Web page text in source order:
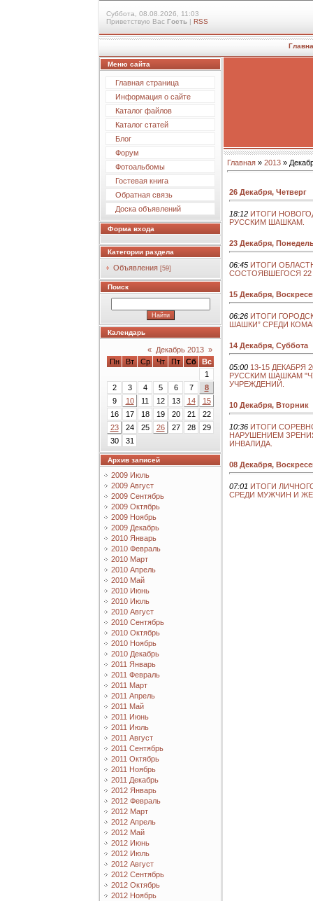
Суббота, 08.08.2026, 11:03
Приветствую Вас Гость | RSS
Меню сайта
Главная страница
Информация о сайте
Каталог файлов
Каталог статей
Блог
Форум
Фотоальбомы
Гостевая книга
Обратная связь
Доска объявлений
Форма входа
Категории раздела
Объявления [59]
Поиск
Календарь
« Декабрь 2013 »
Пн
Вт Ср Чт Пт Сб
Вс
1
2
3 4 5 6 7
8
9
10 11 12 13 14
15
16
17 18 19 20 21
22
23
24 25 26 27 28
29
30
31
Архив записей
2009 Июль
2009 Август
2009 Сентябрь
2009 Октябрь
2009 Ноябрь
2009 Декабрь
2010 Январь
2010 Февраль
2010 Март
2010 Апрель
2010 Май
2010 Июнь
2010 Июль
2010 Август
2010 Сентябрь
2010 Октябрь
2010 Ноябрь
2010 Декабрь
2011 Январь
2011 Февраль
2011 Март
2011 Апрель
2011 Май
2011 Июнь
2011 Июль
2011 Август
2011 Сентябрь
2011 Октябрь
2011 Ноябрь
2011 Декабрь
2012 Январь
2012 Февраль
2012 Март
2012 Апрель
2012 Май
2012 Июнь
2012 Июль
2012 Август
2012 Сентябрь
2012 Октябрь
2012 Ноябрь
Главная » 2013 »
26 Декабря, Четверг
18:12 ИТОГИ
РУССКИМ ШАШКАМ.
23 Декабря,
06:45 ИТОГИ
СОСТОЯВШЕГОСЯ 22
15 Декабря,
06:26 ИТОГИ
ШАШКИ” СРЕДИ
14 Декабря, Суббота
05:00 13-15
РУССКИМ ШАШКАМ
УЧРЕЖДЕНИЙ.
10 Декабря, Вторник
10:36 ИТОГИ
НАРУШЕНИЕМ
ИНВАЛИДА.
08 Декабря,
07:01 ИТОГИ
СРЕДИ МУЖЧИН И